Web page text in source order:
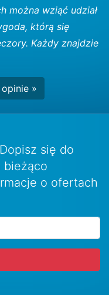
można wziąć udział
którą się
Każdy znajdzie
»
się do
bieżąco
o ofertach